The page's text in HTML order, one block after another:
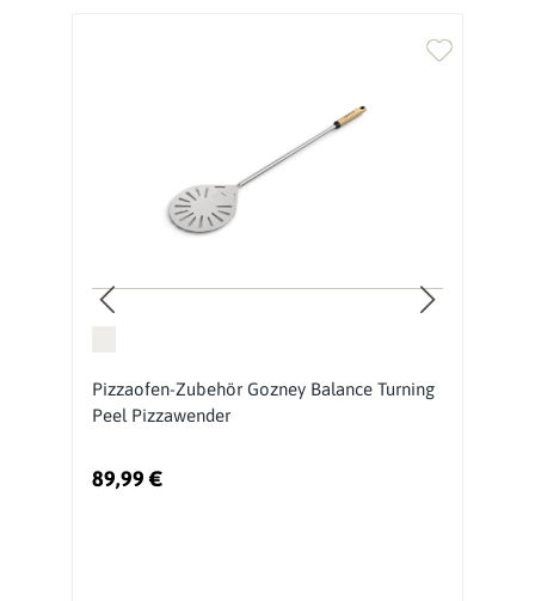
Pizzaofen-Zubehör Gozney Balance Turning
Peel Pizzawender
89,99 €